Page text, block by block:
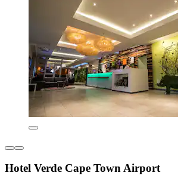
Hotel Verde Cape Town Airport